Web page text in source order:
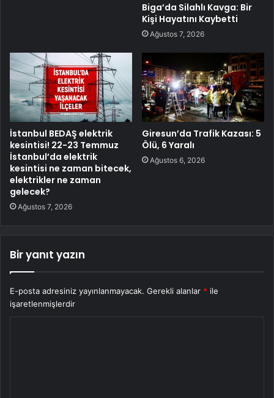
Biga’da Silahlı Kavga: Bir
Kişi Hayatını Kaybetti
Ağustos 7, 2026
İstanbul BEDAŞ elektrik
kesintisi! 22-23 Temmuz
İstanbul’da elektrik
kesintisi ne zaman bitecek,
elektrikler ne zaman
gelecek?
Ağustos 7, 2026
Giresun’da Trafik Kazası: 5
Ölü, 6 Yaralı
Ağustos 6, 2026
Bir yanıt yazın
E-posta adresiniz yayınlanmayacak. Gerekli alanlar * ile
işaretlenmişlerdir